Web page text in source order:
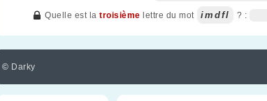
Quelle est la troisième lettre du mot imdfl ? :
© Darky